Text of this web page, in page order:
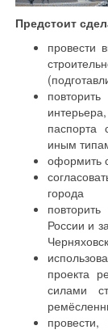
Предстоит
провести
паспорта
иным
оформить
города
России и
проекта
силами